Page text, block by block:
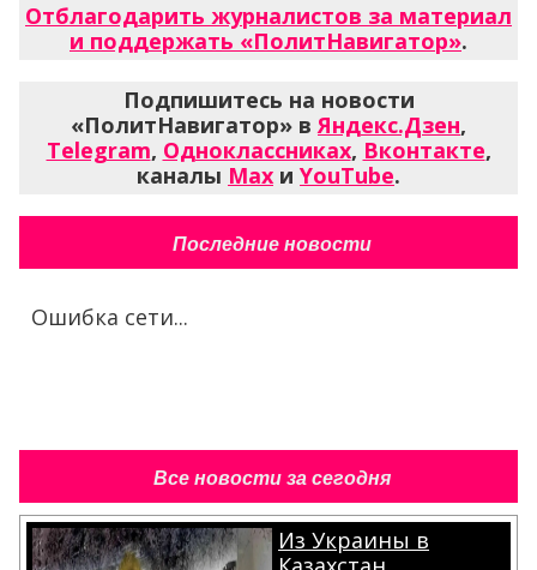
Отблагодарить журналистов за материал
и поддержать «ПолитНавигатор».
Подпишитесь на новости
«ПолитНавигатор» вЯндекс.Дзен,
Telegram, Одноклассниках, Вконтакте,
каналы Max и YouTube.
Последние новости
Ошибка сети...
Все новости за сегодня
Из Украины в